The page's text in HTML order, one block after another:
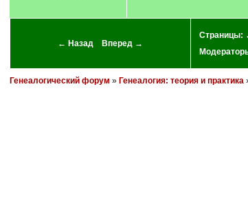
← Назад Вперед →
Страницы:
Генеалогический форум » Генеалогия: теория и практика